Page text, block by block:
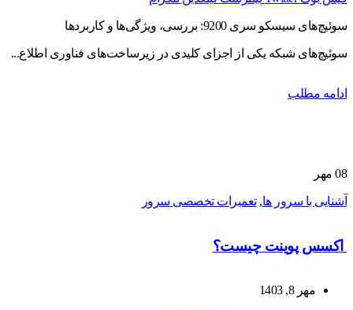
سوئیچ‌های سیسکو سری 9200: بررسی، ویژگی‌ها و کاربردها
سوئیچ‌های شبکه یکی از اجزای کلیدی در زیرساخت‌های فناوری اطلاع...
ادامه مطلب
08 مهر
آشنایی با سرور ها,تعمیرات تخصصی سرور
اکسس پوینت چیست؟
مهر 8, 1403